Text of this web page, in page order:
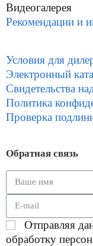
Видеогалерея
Рекомендации и
Условия для
Электронный
Свидетельства
Политика
Проверка
Обратная связь
Отправляя
обработку